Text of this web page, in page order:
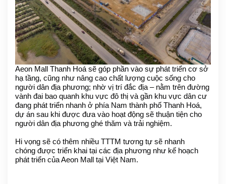
Aeon Mall Thanh Hoá sẽ góp phần vào sự phát triển cơ sở
hạ tầng, cũng như nâng cao chất lượng cuộc sống cho
người dân địa phương; nhờ vị trí đắc địa – nằm trên đường
vành đai bao quanh khu vực đô thị và gần khu vực dân cư
đang phát triển nhanh ở phía Nam thành phố Thanh Hoá,
dự án sau khi được đưa vào hoạt động sẽ thuận tiện cho
người dân địa phương ghé thăm và trải nghiệm.
Hi vọng sẽ có thêm nhiều TTTM tương tự sẽ nhanh
chóng được triển khai tại các địa phương như kế hoạch
phát triển của Aeon Mall tại Việt Nam.